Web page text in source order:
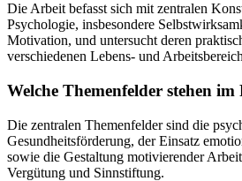
Die Arbeit befasst sich mit zentralen
Psychologie, insbesondere
Motivation, und untersucht deren
verschiedenen Lebens- und
Welche Themenfelder stehen im
Die zentralen Themenfelder sind die
Gesundheitsförderung, der Einsatz
sowie die Gestaltung motivierender
Vergütung und Sinnstiftung.